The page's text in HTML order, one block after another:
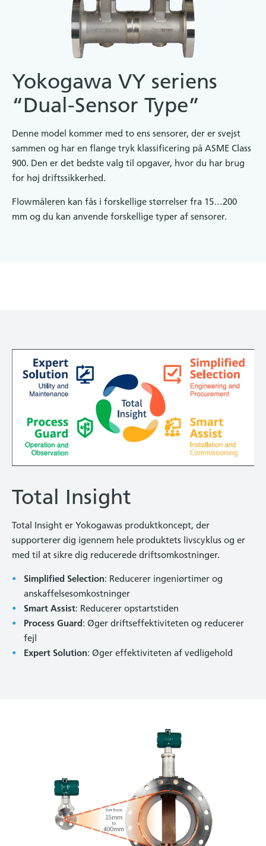
Yokogawa VY seriens
“Dual-Sensor Type”
Denne model kommer med to ens sensorer, der er svejst
sammen og har en flange tryk klassificering på ASME Class
900. Den er det bedste valg til opgaver, hvor du har brug
for høj driftssikkerhed.
Flowmåleren kan fås i forskellige størrelser fra 15…200
mm og du kan anvende forskellige typer af sensorer.
Total Insight
Total Insight er Yokogawas produktkoncept, der
supporterer dig igennem hele produktets livscyklus og er
med til at sikre dig reducerede driftsomkostninger.
Simplified Selection: Reducerer ingeniørtimer og
anskaffelsesomkostninger
Smart Assist: Reducerer opstartstiden
Process Guard: Øger driftseffektiviteten og reducerer
fejl
Expert Solution: Øger effektiviteten af vedligehold